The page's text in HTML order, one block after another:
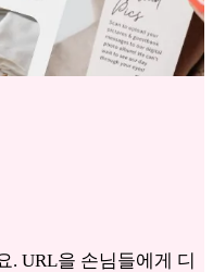
. URL을 손님들에게 디